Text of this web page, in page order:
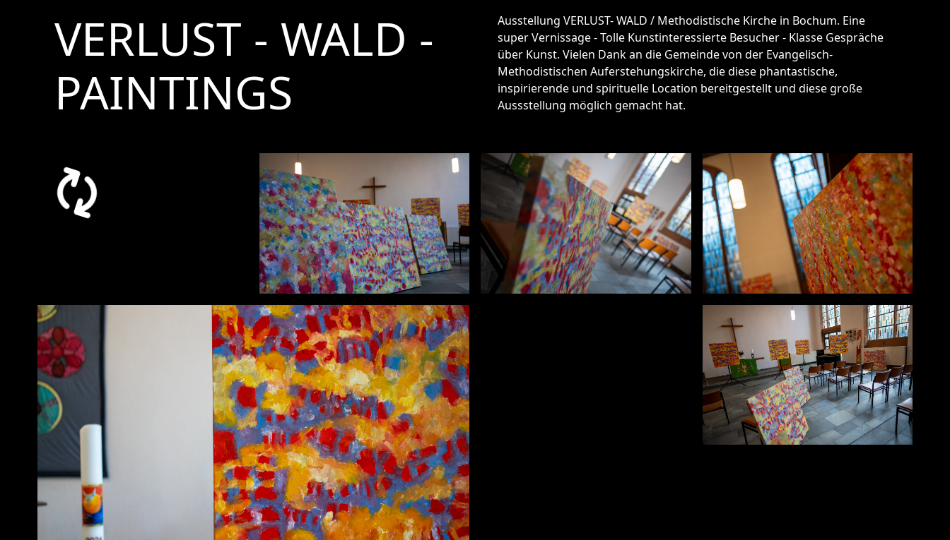
VERLUST - WALD -
PAINTINGS
Ausstellung VERLUST- WALD / Methodistische Kirche in Bochum. Eine
super Vernissage - Tolle Kunstinteressierte Besucher - Klasse Gespräche
über Kunst. Vielen Dank an die Gemeinde von der Evangelisch-
Methodistischen Auferstehungskirche, die diese phantastische,
inspirierende und spirituelle Location bereitgestellt und diese große
Aussstellung möglich gemacht hat.